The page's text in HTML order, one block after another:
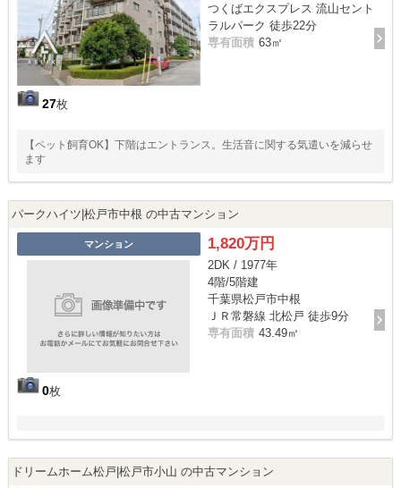
27枚
つくばエクスプレス 流山セント
ラルパーク 徒歩22分
専有面積 63㎡
【ペット飼育OK】下階はエントランス。生活音に関する気遣いを減らせ
ます
パークハイツ|松戸市中根 の中古マンション
マンション
0枚
1,820万円
2DK / 1977年
4階/5階建
千葉県松戸市中根
ＪＲ常磐線 北松戸 徒歩9分
専有面積 43.49㎡
ドリームホーム松戸|松戸市小山 の中古マンション